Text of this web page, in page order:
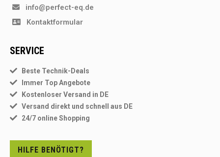
info@perfect-eq.de
Kontaktformular
SERVICE
Beste Technik-Deals
Immer Top Angebote
Kostenloser Versand in DE
Versand direkt und schnell aus DE
24/7 online Shopping
HILFE BENÖTIGT?